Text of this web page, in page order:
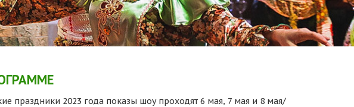
праздники 2023 года показы шоу проходят 6 мая, 7 мая и 8 мая/